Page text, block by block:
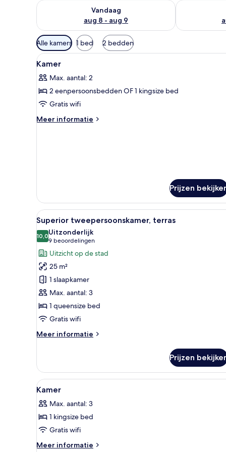
Vandaag
aug 8 - aug 9
De beschikbaarheid controleren voor vanavond aug
De
Beschikbare
filters
voor
Alle kamers 1 bed 2 bedden
Alle
foto's
voor
Kamer
laden
Een hotelkamer met een
4
Kamer
Max. aantal: 2
2 eenpersoonsbedden OF 1 kingsize bed
Gratis wifi
Meer informatie
Meer
Prijzen
Alle
foto's
voor
Superior
tweepersoonskamer,
terras
laden
Een balkon met een tafel en
8
Superior tweepersoonskamer, terras
10,010,0 van 10
Uitzonderlijk
9 beoordelingen
(9
beoordelingen)
Uitzicht op de stad
25 m²
1 slaapkamer
Max. aantal: 3
1 queensize bed
Gratis wifi
Meer informatie
Meer
tweepersoonskamer,
terras
Prijzen
Alle
foto's
voor
Kamer
laden
Hotelkamer met een bed,
5
Kamer
Max. aantal: 3
1 kingsize bed
Gratis wifi
Meer informatie
Meer